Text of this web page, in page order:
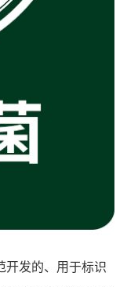
开发的、用于标识